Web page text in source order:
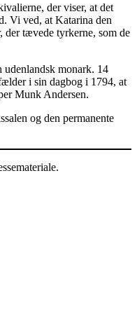
der viser, at det
Vi ved, at Katarina den
der tævede tyrkerne, som de
udenlandsk monark. 14
i sin dagbog i 1794, at
Munk Andersen.
og den permanente